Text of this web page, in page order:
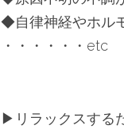
◆自律神経やホル
・・・・・・etc
▶︎リラックスする